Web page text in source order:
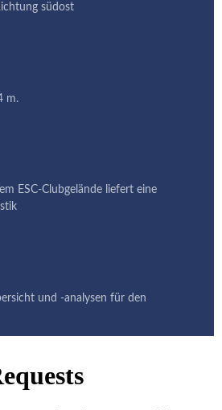
südost
m.
ESC-Clubgelände liefert eine
und -analysen für den